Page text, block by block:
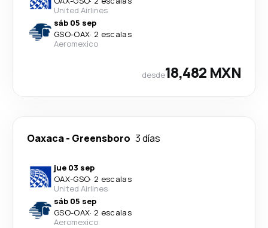
United Airlines
sáb 05 sep
GSO-OAX· 2 escalas
Aeromexico
desde18,482 MXN
Oaxaca- Greensboro 3 días
jue 03 sep
OAX-GSO· 2 escalas
United Airlines
sáb 05 sep
GSO-OAX· 2 escalas
Aeromexico